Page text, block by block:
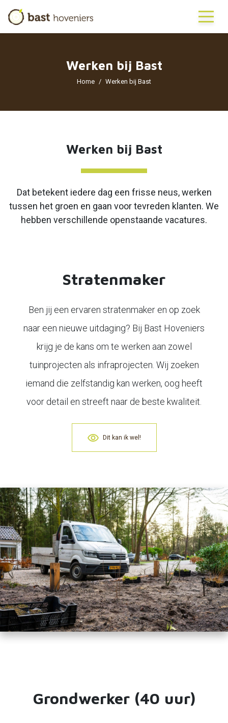
Werken bij Bast
Home Werken bij Bast
Werken bij Bast
Dat betekent iedere dag een frisse neus, werken
tussen het groen en gaan voor tevreden klanten. We
hebben verschillende openstaande vacatures.
Stratenmaker
Ben jij een ervaren stratenmaker en op zoek
naar een nieuwe uitdaging? Bij Bast Hoveniers
krijg je de kans om te werken aan zowel
tuinprojecten als infraprojecten. Wij zoeken
iemand die zelfstandig kan werken, oog heeft
voor detail en streeft naar de beste kwaliteit.
Dit kan ik wel!
Grondwerker (40 uur)